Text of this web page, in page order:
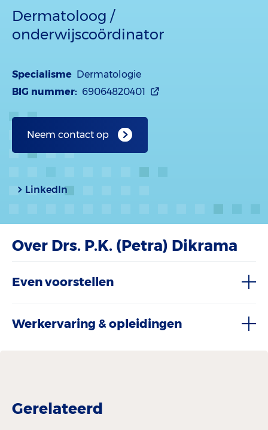
Dermatoloog /
onderwijscoördinator
Specialisme Dermatologie
BIG nummer: 69064820401
Neem contact op
LinkedIn
Over Drs. P.K. (Petra) Dikrama
Even voorstellen
Werkervaring & opleidingen
Gerelateerd